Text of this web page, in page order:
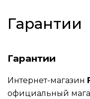
Гарантии
Гарантии
Интернет-магазин
официальный